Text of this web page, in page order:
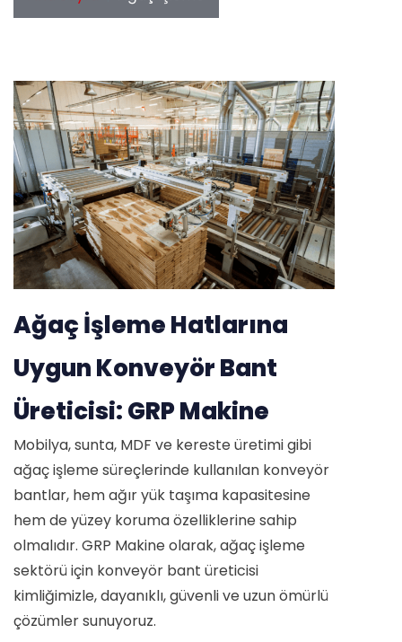
Ağaç İşleme Hatlarına
Uygun Konveyör Bant
Üreticisi: GRP Makine
Mobilya, sunta, MDF ve kereste üretimi gibi
ağaç işleme süreçlerinde kullanılan konveyör
bantlar, hem ağır yük taşıma kapasitesine
hem de yüzey koruma özelliklerine sahip
olmalıdır. GRP Makine olarak, ağaç işleme
sektörü için konveyör bant üreticisi
kimliğimizle, dayanıklı, güvenli ve uzun ömürlü
çözümler sunuyoruz.